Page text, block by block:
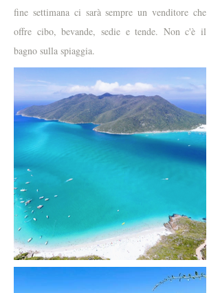
fine settimana ci sarà sempre un venditore che
offre cibo, bevande, sedie e tende. Non c'è il
bagno sulla spiaggia.